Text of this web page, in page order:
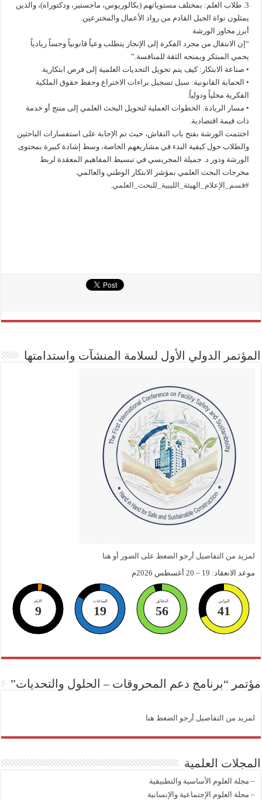
3. طلاب العلم: بمختلف مستوياتهم (بكالوريوس، ماجستير، ودكتوراه)، والذين
يمثلون نواة الجيل القادم من رواد الأعمال والمخترعين.
أبرز محاور الورشة
“إن الانتقال من مجرد الفكرة إلى الإنجاز يتطلب وعياً قانونياً وحساً ريادياً
يحمي المبتكر ويمنحه الثقة للمنافسة.”
• صناعة الابتكار: كيف يتم تحويل التحديات العلمية إلى فرص ابتكارية.
• الحماية القانونية: سبل تسجيل براءات الاختراع وحفظ حقوق الملكية
الفكرية محلياً ودولياً.
• مسار الريادة: الخطوات العملية لتحويل البحث العلمي إلى منتج أو خدمة
ذات قيمة اقتصادية.
اختتمت الورشة بفتح باب النقاش، حيث تم الإجابة على استفسارات الباحثين
والطلاب حول كيفية البدء في مشاريعهم الخاصة، وسط إشادة كبيرة بمحتوى
الورشة ودور د. جميلة المجريسي في تبسيط المفاهيم المعقدة لربط
مخرجات البحث العلمي بمؤشر الابتكار الوطني والعالمي.
#قسم_الإعلام_الهيئة_الليبية_للبحث_العلمي.
المؤتمر الدولي الأول لسلامة المنشآت واستدامتها
لمزيد من التفاصيل أرجو الضعط على الصور أو هنا
موعد الانعقاد: 19 – 20 أغسطس 2026م
الايام
9
الساعات
19
الدقائق
56
الثواني
40
مؤتمر “برنامج دعم المحروقات – الحلول والتحديات”
لمزيد من التفاصيل أرجو الضعط هنا
المجلات العلمية
– مجلة العلوم الأساسية والتطبيقية
– مجلة العلوم الإجتماعية والإنسانية